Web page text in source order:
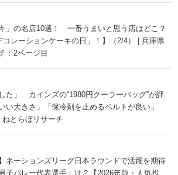
」の名店10選！ 一番うまいと思う店はどこ？
コレーションケーキの日」！】（2/4） | 兵庫県
：2ページ目
た」 カインズの“1980円クーラーバッグ”が評
大きさ」「保冷剤を止めるベルトが良い」
ねとらぼリサーチ
ネーションズリーグ日本ラウンドで活躍を期待
子バレー代表選手」は？【2026年版・人気投